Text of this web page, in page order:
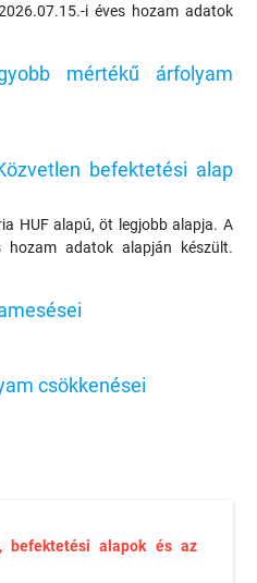
i éves hozam adatok
mértékű árfolyam
befektetési alap
HUF alapú, öt legjobb alapja. A
hozam adatok alapján készült.
csökkenései
befektetési alapok és az